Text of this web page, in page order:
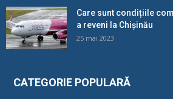
Care sunt condițiile
a reveni la Chișinău
25 mai 2023
CATEGORIE POPULARĂ